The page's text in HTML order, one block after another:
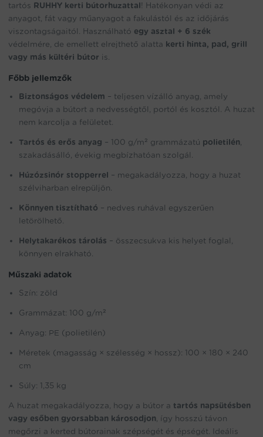
tartós RUHHY kerti bútorhuzattal! Hatékonyan védi az
anyagot, fát vagy műanyagot a fakulástól és az időjárás
viszontagságaitól. Használható egy asztal + 6 szék
védelmére, de emellett elrejthető alatta kerti hinta, pad, grill
vagy más kültéri bútor is.
Főbb jellemzők
Biztonságos védelem – teljesen vízálló anyag, amely
megóvja a bútort a nedvességtől, portól és kosztól. A huzat
nem karcolja a felületet.
Tartós és erős anyag – 100 g/m² grammázatú polietilén
szakadásálló, évekig megbízhatóan szolgál.
Húzózsinór stopperrel – megakadályozza, hogy a huzat
szélviharban elrepüljön.
Könnyen tisztítható – nedves ruhával egyszerűen
letörölhető.
Helytakarékos tárolás – összecsukva kis helyet foglal,
könnyen elrakható.
Műszaki adatok
Szín: zöld
Grammázat: 100 g/m²
Anyag: PE (polietilén)
Méretek (magasság × szélesség × hossz): 100 × 180 × 240
cm
Súly: 1,35 kg
A huzat megakadályozza, hogy a bútor a tartós napsütésben
vagy esőben gyorsabban károsodjon , így hosszú távon
megőrzi a kerted bútorainak szépségét és épségét. Ideális